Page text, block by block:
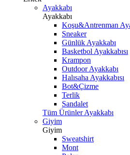
Ayakkabı
Ayakkabı
Koşu&Antrenman
Sneaker
Günlük Ayakkabı
Basketbol Ayakkabısı
Krampon
Outdoor Ayakkabı
Halısaha Ayakkabısı
Bot&Çizme
Terlik
Sandalet
Tüm Ürünler Ayakkabı
Giyim
Giyim
Sweatshirt
Mont